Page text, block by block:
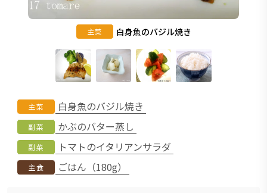
主菜 白身魚のバジル焼き
主菜 白身魚のバジル焼き
副菜 かぶのバター蒸し
副菜 トマトのイタリアンサラダ
主食 ごはん（180g）